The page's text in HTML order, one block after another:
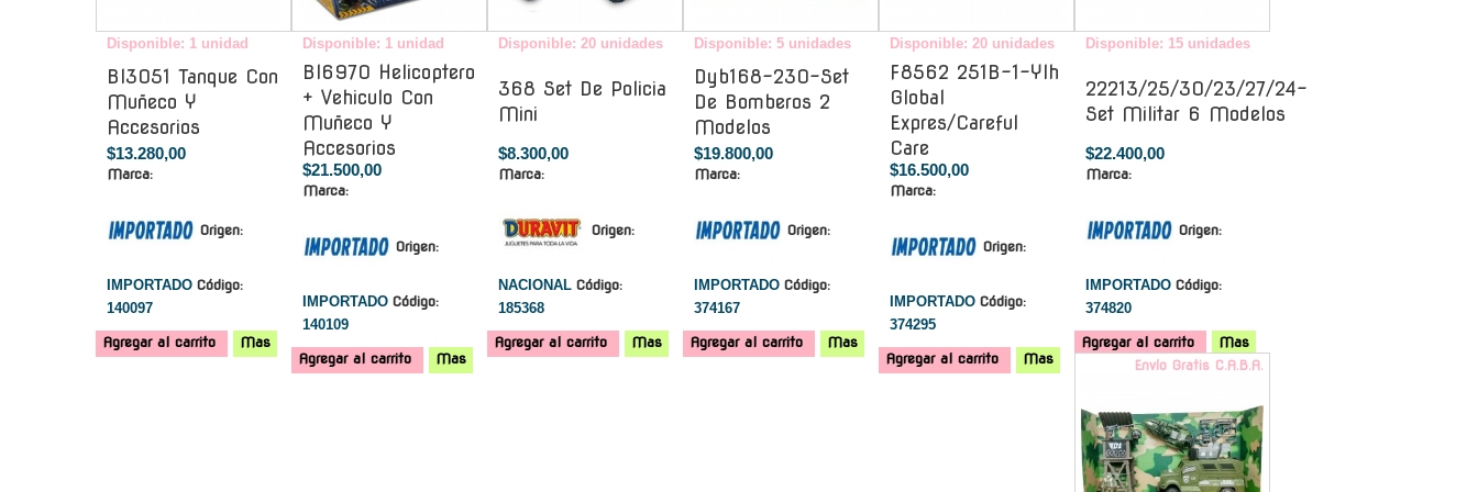
Disponible: 1 unidad
Bl3051 Tanque Con
Muñeco Y
Accesorios
$13.280,00
Marca:
Origen:
IMPORTADO Código:
140097
Agregar al carrito Mas
Disponible: 1 unidad
Bl6970 Helicoptero
+ Vehiculo Con
Muñeco Y
Accesorios
$21.500,00
Marca:
Origen:
IMPORTADO Código:
140109
Agregar al carrito Mas
Disponible: 20 unidades
368 Set De Policia
Mini
$8.300,00
Marca:
Origen:
NACIONAL Código:
185368
Agregar al carrito Mas
Disponible: 5 unidades
Dyb168-230-Set
De Bomberos 2
Modelos
$19.800,00
Marca:
Origen:
IMPORTADO Código:
374167
Agregar al carrito Mas
Disponible: 20 unidades
F8562 251B-1-Ylh
Global
Expres/Careful
Care
$16.500,00
Marca:
Origen:
IMPORTADO Código:
374295
Agregar al carrito Mas
Disponible: 15 unidades
22213/25/30/23/27/24-
Set Militar 6 Modelos
$22.400,00
Marca:
Origen:
IMPORTADO Código:
374820
Agregar al carrito
Mas
Envío Gratis C.A.B.A.